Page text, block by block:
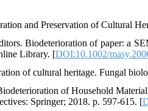
and Preservation of Cultural
Biodeterioration of paper: a
Library. [DOI:10.1002/
of cultural heritage. Fungal
of Household
Springer; 2018. p. 597-615. [